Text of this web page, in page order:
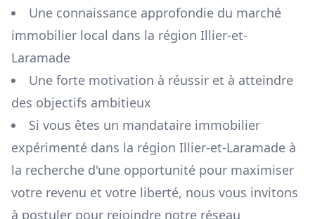
Une connaissance approfondie du marché
immobilier local dans la région Illier-et-
Laramade
Une forte motivation à réussir et à atteindre
des objectifs ambitieux
Si vous êtes un mandataire immobilier
expérimenté dans la région Illier-et-Laramade à
la recherche d'une opportunité pour maximiser
votre revenu et votre liberté, nous vous invitons
à postuler pour rejoindre notre réseau